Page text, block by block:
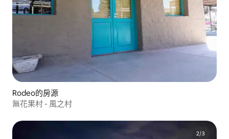
Rodeo的房源
無花果村 - 風之村